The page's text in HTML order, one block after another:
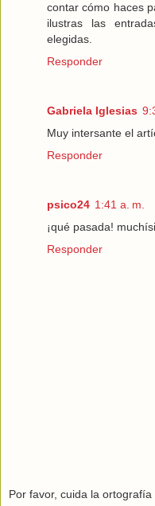
contar cómo haces
ilustras las
elegidas.
Responder
Gabriela Iglesias
Muy intersante el
Responder
psico24 1:41 a. m.
¡qué pasada!
Responder
Por favor, cuida la ortografía